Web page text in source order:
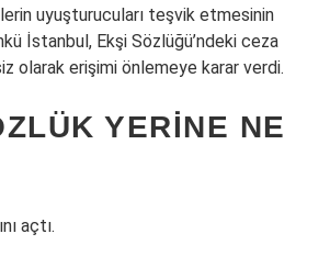
uyuşturucuları teşvik etmesinin
İstanbul, Ekşi Sözlüğü’ndeki ceza
olarak erişimi önlemeye karar verdi.
YERINE NE
açtı.